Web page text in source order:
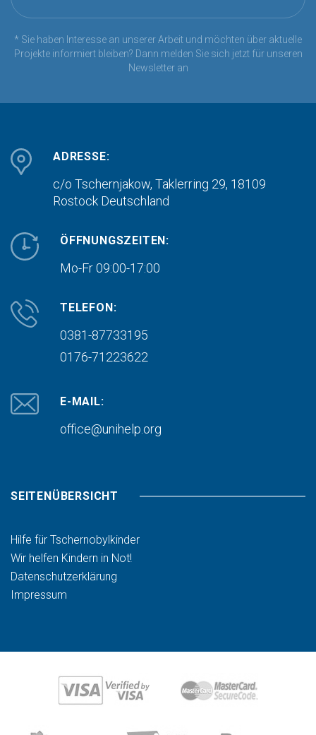
* Sie haben Interesse an unserer Arbeit und möchten über aktuelle
Projekte informiert bleiben? Dann melden Sie sich jetzt für unseren
Newsletter an
ADRESSE:
c/o Tschernjakow, Taklerring 29, 18109
Rostock Deutschland
ÖFFNUNGSZEITEN:
Mo-Fr 09:00-17:00
TELEFON:
0381-87733195
0176-71223622
E-MAIL:
office@unihelp.org
SEITENÜBERSICHT
Hilfe für Tschernobylkinder
Wir helfen Kindern in Not!
Datenschutzerklärung
Impressum